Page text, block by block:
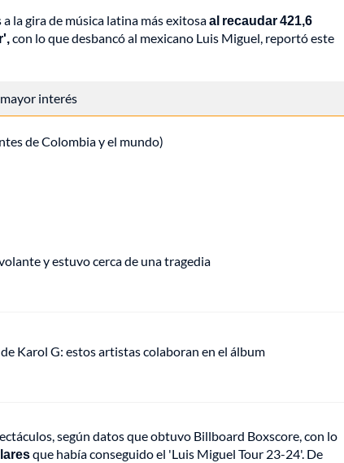
la gira de música latina más exitosaal recaudar 421,6
con lo que desbancó al mexicano Luis Miguel, reportó este
interés
de Colombia y el mundo)
y estuvo cerca de una tragedia
Karol G: estos artistas colaboran en el álbum
según datos que obtuvo Billboard Boxscore, con lo
que había conseguido el 'Luis Miguel Tour 23-24'. De